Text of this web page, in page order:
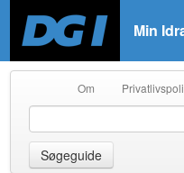
Min
Om
Søgeguide